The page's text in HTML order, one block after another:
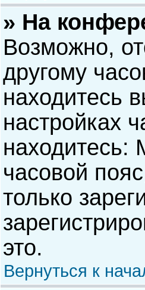
» На
Возможно,
другому
находитесь
настройках
находитесь:
часовой
только
это.
Вернуться к